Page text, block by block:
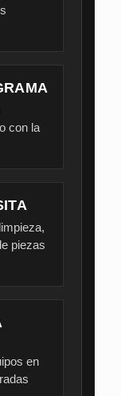
con la
piezas
en